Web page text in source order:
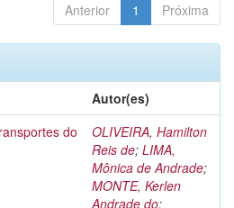
Anterior 1 Próxima
Autor(es)
do
OLIVEIRA, Hamilton
Reis de; LIMA,
Mônica de Andrade;
MONTE, Kerlen
Andrade do;